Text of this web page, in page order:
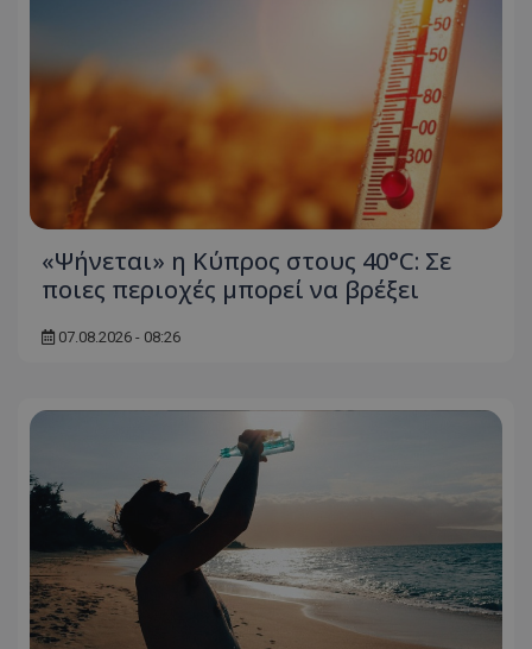
«Ψήνεται» η Κύπρος στους 40°C: Σε
ποιες περιοχές μπορεί να βρέξει
07.08.2026 - 08:26